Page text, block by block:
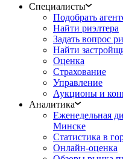
Специалисты
Подобрать
Найти риэлтера
Задать вопрос
Найти
Оценка
Страхование
Управление
Аукционы и
Аналитика
Еженедельная
Минске
Статистика в
Онлайн-оценка